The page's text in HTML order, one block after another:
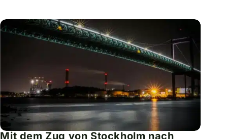
Mit dem Zug von Stockholm nach